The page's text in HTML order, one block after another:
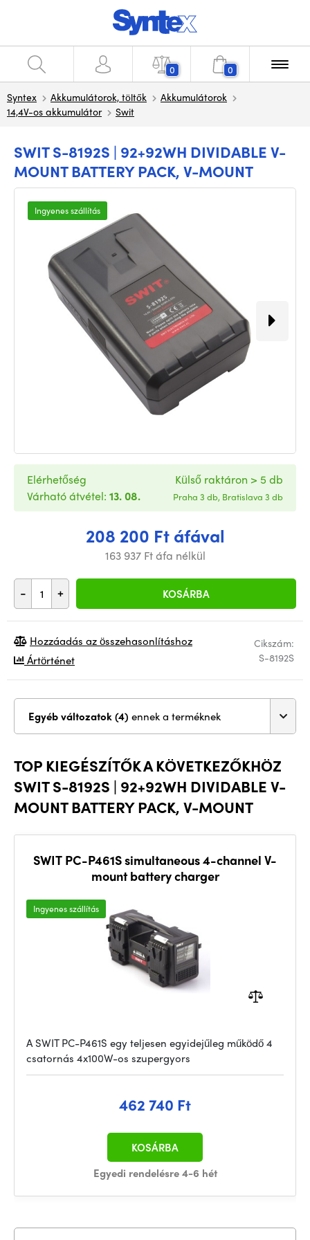
0 0
Syntex Akkumulátorok, töltők
Akkumulátorok
14,4V-os akkumulátor
Swit
SWIT S-8192S | 92+92WH DIVIDABLE V-
MOUNT BATTERY PACK, V-MOUNT
Ingyenes szállítás
208 200 Ft áfával
163 937 Ft áfa nélkül
- + KOSÁRBA
Elérhetőség
Várható átvétel: 13. 08.
Külső raktáron > 5 db
Praha 3 db, Bratislava 3 db
Cikszám:
S-8192S
Hozzáadás az összehasonlításhoz
Ártörténet
Egyéb változatok (4) ennek a terméknek
TOP KIEGÉSZÍTŐK A KÖVETKEZŐKHÖZ
SWIT S-8192S | 92+92WH DIVIDABLE V-
MOUNT BATTERY PACK, V-MOUNT
SWIT PC-P461S simultaneous 4-channel V-
mount battery charger
Ingyenes szállítás
A SWIT PC-P461S egy teljesen egyidejűleg működő 4
csatornás 4x100W-os szupergyors
462 740 Ft
Egyedi rendelésre 4-6 hét
KOSÁRBA